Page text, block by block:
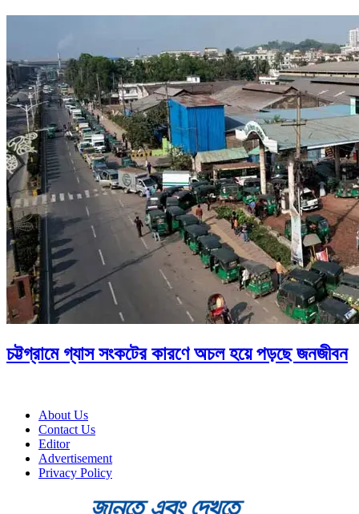
চট্টগ্রামে গ্যাস সংকটের কারণে অচল হয়ে পড়ছে জনজীবন
About Us
Contact Us
Editor
Advertisement
Privacy Policy